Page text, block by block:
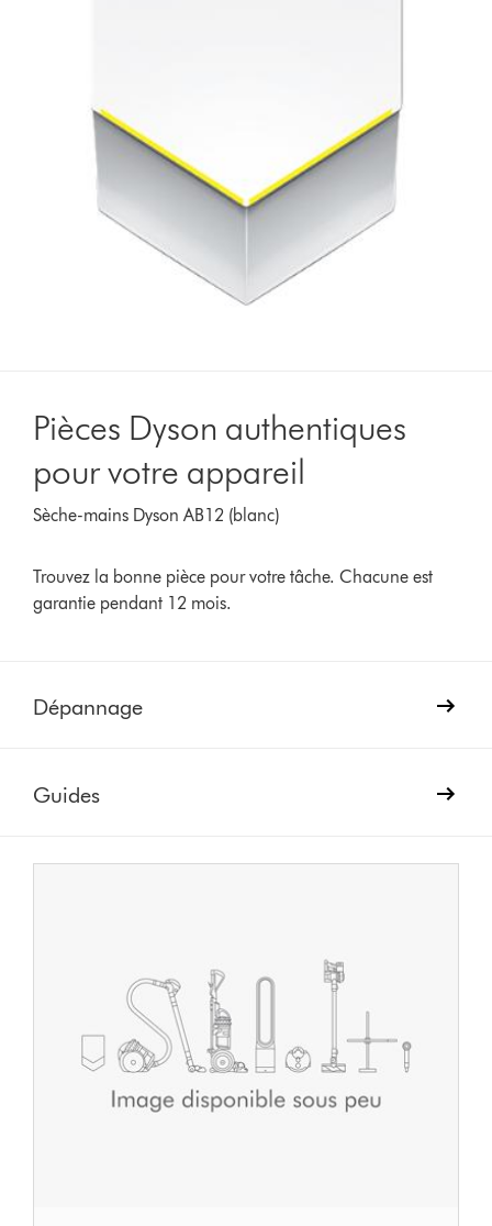
Pièces Dyson authentiques
pour votre appareil
Sèche-mains Dyson AB12 (blanc)
Trouvez la bonne pièce pour votre tâche. Chacune est
garantie pendant 12 mois.
Dépannage
Guides